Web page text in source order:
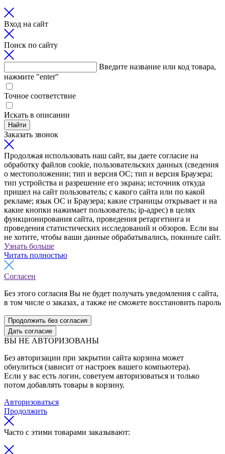
Вход на сайт
Поиск по сайту
Введите название или код товара,
нажмите "enter"
Точное соответствие
Искать в описании
Найти
Заказать звонок
Продолжая использовать наш сайт, вы даете согласие на
обработку файлов cookie, пользовательских данных (сведения
о местоположении; тип и версия ОС; тип и версия Браузера;
тип устройства и разрешение его экрана; источник откуда
пришел на сайт пользователь; с какого сайта или по какой
рекламе; язык ОС и Браузера; какие страницы открывает и на
какие кнопки нажимает пользователь; ip-адрес) в целях
функционирования сайта, проведения ретаргетинга и
проведения статистических исследований и обзоров. Если вы
не хотите, чтобы ваши данные обрабатывались, покиньте сайт.
Узнать больше
Читать полностью
Согласен
Без этого согласия Вы не будет получать уведомления с сайта,
в том числе о заказах, а также не сможете восстановить пароль
Продолжить без согласия
Дать согласие
ВЫ НЕ АВТОРИЗОВАНЫ
Без авторизации при закрытии сайта корзина может
обнулиться (зависит от настроек вашего компьютера).
Если у вас есть логин, советуем авторизоваться и только
потом добавлять товары в корзину.
Авторизоваться
Продолжить
Часто с этими товарами заказывают: